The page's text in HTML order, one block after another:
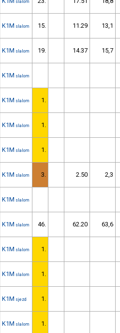
slalom
K1M slalom 15. 11.29 13,1
K1M slalom 19. 14.37 15,7
K1M slalom
K1M slalom 1.
K1M slalom 1.
K1M slalom 1.
K1M slalom 3. 2.50 2,3
K1M slalom
K1M slalom 46. 62.20 63,6
K1M slalom 1.
K1M slalom 1.
K1M sjezd 1.
K1M slalom 1.